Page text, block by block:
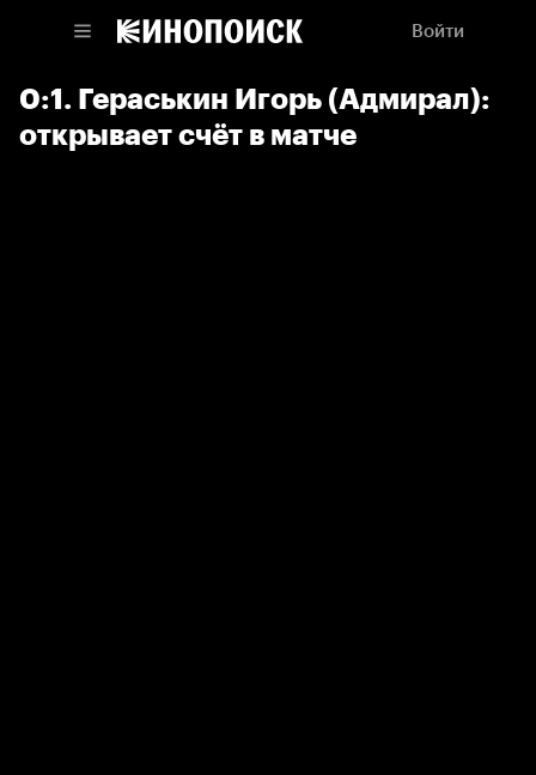
Войти
0:1. Гераськин Игорь (Адмирал):
открывает счёт в матче